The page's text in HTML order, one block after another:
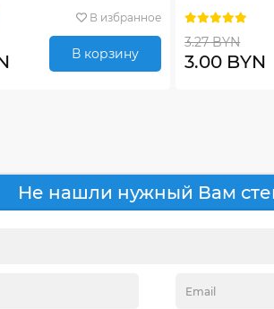
В избранное
В корзину
3.27 BYN
3.00 BYN
Не нашли нужный Вам